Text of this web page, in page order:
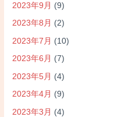
2023年9月 (9)
2023年8月 (2)
2023年7月 (10)
2023年6月 (7)
2023年5月 (4)
2023年4月 (9)
2023年3月 (4)